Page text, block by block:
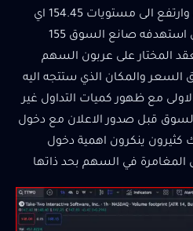
القاع ثم بدأ السهم بالتفاعل وارتفع الى مستويات 154.45 اي
بفارق بسيط عن السعر الذي استهدفه صانع السوق 155
المختار على عربون السهم
السعر والمكان الذي ستتجه اليه
مع ظهور كميات التداول غير
السوق قبل صدور الاعلان مع دخول
كثيرون ينكرون اهمية دخول
المغامرة في السهم بحد ذاتها